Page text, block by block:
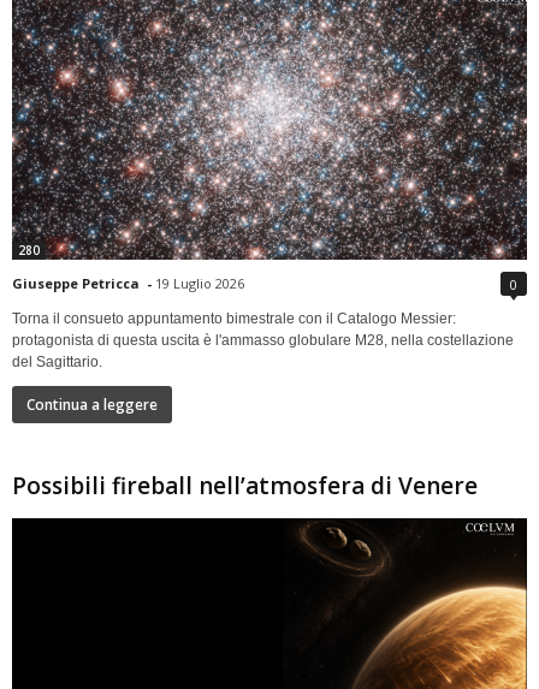
280
Giuseppe Petricca - 19 Luglio 2026 0
Torna il consueto appuntamento bimestrale con il Catalogo Messier:
protagonista di questa uscita è l'ammasso globulare M28, nella costellazione
del Sagittario.
Continua a leggere
Possibili fireball nell’atmosfera di Venere